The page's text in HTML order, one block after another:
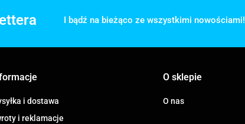
I bądź na bieżąco ze wszystkimi nowościami!
i dostawa
i reklamacje
O sklepie
O nas